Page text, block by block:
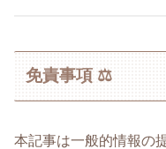
免責事項 ⚖️
本記事は一般的情報の